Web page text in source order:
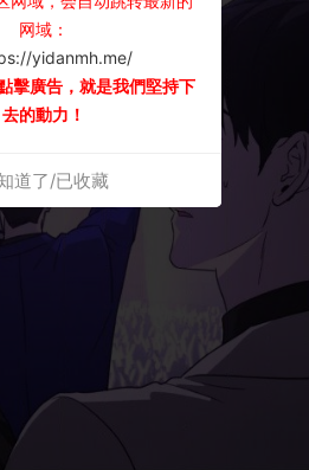
网域：
yidanmh.me/
擊廣告，就是我們堅持下
去的動力！
道了/已收藏